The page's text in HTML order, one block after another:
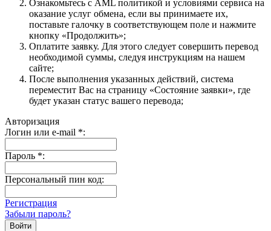
Ознакомьтесь с AML политикой и условиями сервиса на
оказание услуг обмена, если вы принимаете их,
поставьте галочку в соответствующем поле и нажмите
кнопку «Продолжить»;
Оплатите заявку. Для этого следует совершить перевод
необходимой суммы, следуя инструкциям на нашем
сайте;
После выполнения указанных действий, система
переместит Вас на страницу «Состояние заявки», где
будет указан статус вашего перевода;
Авторизация
Логин или e-mail *:
Пароль *:
Персональный пин код:
Регистрация
Забыли пароль?